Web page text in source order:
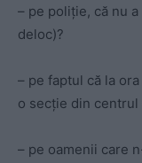
– pe poliție, că nu
deloc)?
– pe faptul că la
o secție din centrul
– pe oamenii care